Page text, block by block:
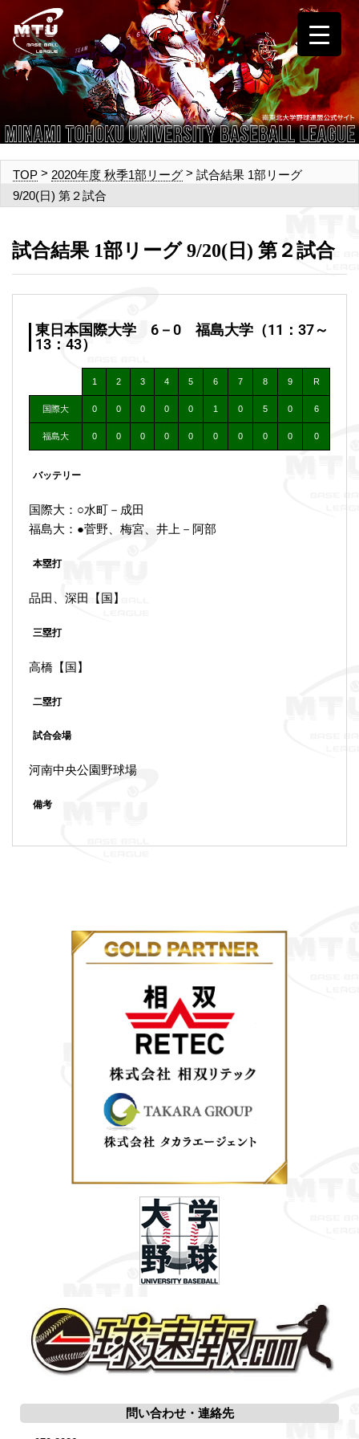
TOP > 2020年度 秋季1部リーグ > 試合結果 1部リーグ
9/20(日) 第２試合
試合結果 1部リーグ 9/20(日) 第２試合
東日本国際大学 6－0 福島大学（11：37～
13：43）
1 2 3 4 5 6 7 8 9 R
国際大 0 0 0 0 0 1 0 5 0 6
福島大 0 0 0 0 0 0 0 0 0 0
バッテリー
国際大：○水町－成田
福島大：●菅野、梅宮、井上－阿部
本塁打
品田、深田【国】
三塁打
高橋【国】
二塁打
試合会場
河南中央公園野球場
備考
問い合わせ・連絡先